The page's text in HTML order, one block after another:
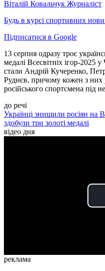
Віталій Ковальчук Журналіст
Будь в курсі спортивних
Підписатися в Google
13 серпня одразу троє
медалі Всесвітніх ігор-2025
стали Андрій Кучеренко,
Руднєв, причому кожен з них
російського спортсмена під
до речі
Українці знищили росіян на
здобули три золоті медалі
відео дня
реклама